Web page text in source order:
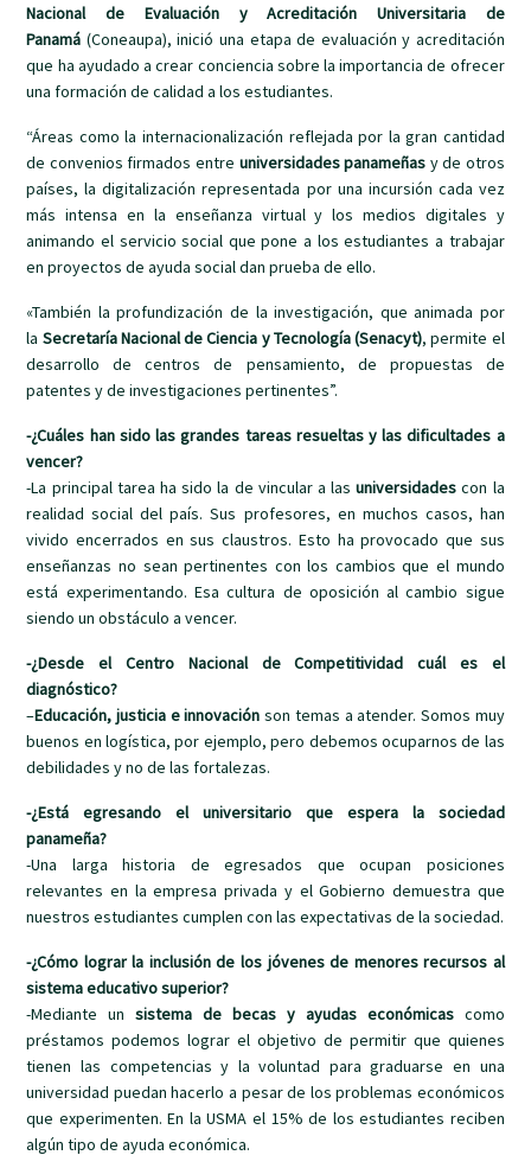
Nacional de Evaluación y Acreditación Universitaria de
Panamá (Coneaupa), inició una etapa de evaluación y acreditación
que ha ayudado a crear conciencia sobre la importancia de ofrecer
una formación de calidad a los estudiantes.
“Áreas como la internacionalización reflejada por la gran cantidad
de convenios firmados entre universidades panameñas y de otros
países, la digitalización representada por una incursión cada vez
más intensa en la enseñanza virtual y los medios digitales y
animando el servicio social que pone a los estudiantes a trabajar
en proyectos de ayuda social dan prueba de ello.
«También la profundización de la investigación, que animada por
la Secretaría Nacional de Ciencia y Tecnología (Senacyt), permite el
desarrollo de centros de pensamiento, de propuestas de
patentes y de investigaciones pertinentes”.
-¿Cuáles han sido las grandes tareas resueltas y las dificultades a
vencer?
-La principal tarea ha sido la de vincular a lasuniversidades con la
realidad social del país. Sus profesores, en muchos casos, han
vivido encerrados en sus claustros. Esto ha provocado que sus
enseñanzas no sean pertinentes con los cambios que el mundo
está experimentando. Esa cultura de oposición al cambio sigue
siendo un obstáculo a vencer.
-¿Desde el Centro Nacional de Competitividad cuál es el
diagnóstico?
–Educación, justicia e innovación son temas a atender. Somos muy
buenos en logística, por ejemplo, pero debemos ocuparnos de las
debilidades y no de las fortalezas.
-¿Está egresando el universitario que espera la sociedad
panameña?
-Una larga historia de egresados que ocupan posiciones
relevantes en la empresa privada y el Gobierno demuestra que
nuestros estudiantes cumplen con las expectativas de la sociedad.
-¿Cómo lograr la inclusión de los jóvenes de menores recursos al
sistema educativo superior?
-Mediante un sistema de becas y ayudas económicascomo
préstamos podemos lograr el objetivo de permitir que quienes
tienen las competencias y la voluntad para graduarse en una
universidad puedan hacerlo a pesar de los problemas económicos
que experimenten. En la USMA el 15% de los estudiantes reciben
algún tipo de ayuda económica.